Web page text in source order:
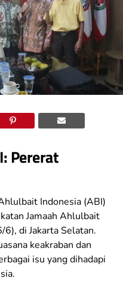
Pererat
Indonesia (ABI)
Jamaah Ahlulbait
6), di Jakarta Selatan.
keakraban dan
isu yang dihadapi